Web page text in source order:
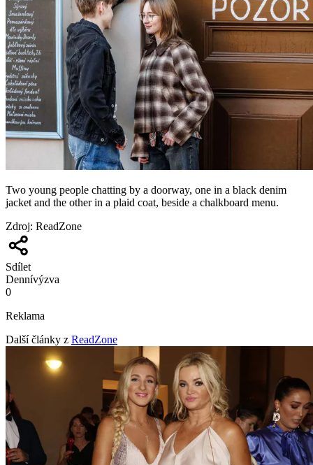
Two young people chatting by a doorway, one in a black denim
jacket and the other in a plaid coat, beside a chalkboard menu.
Zdroj: ReadZone
Sdílet
Dennívýzva
0
Reklama
Další články z ReadZone